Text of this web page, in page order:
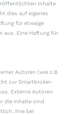
Inhalte
dies auf eigenes
für etwaige
aus. Eine Haftung für
Autoren (wie z.B.
zur Smartbroker-
Externe Autoren
die Inhalte sind
Ihre bei